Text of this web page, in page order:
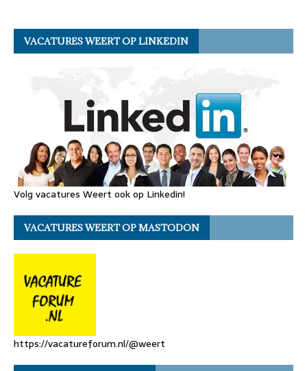
VACATURES WEERT OP LINKEDIN
Volg vacatures Weert ook op Linkedin!
VACATURES WEERT OP MASTODON
https://vacatureforum.nl/@weert